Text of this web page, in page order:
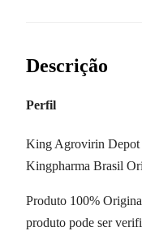
Descrição
Perfil
King Agrovirin Depot
Kingpharma Brasil
Produto 100%
produto pode ser